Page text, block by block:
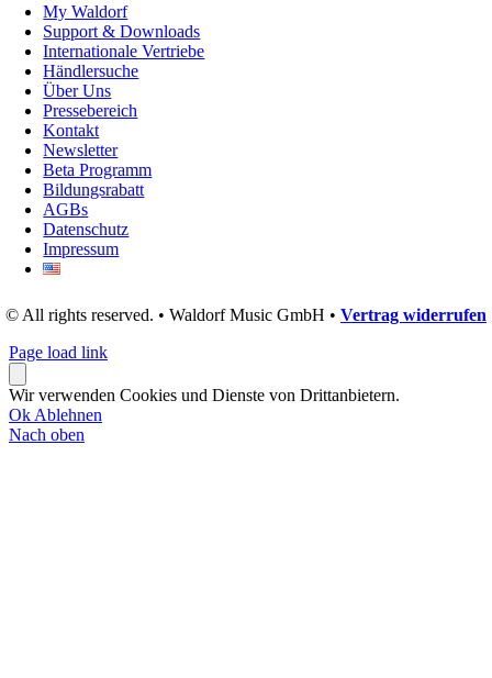
My Waldorf
Support & Downloads
Internationale Vertriebe
Händlersuche
Über Uns
Pressebereich
Kontakt
Newsletter
Beta Programm
Bildungsrabatt
AGBs
Datenschutz
Impressum
© All rights reserved. • Waldorf Music GmbH • Vertrag widerrufen
Page load link
Wir verwenden Cookies und Dienste von Drittanbietern.
Ok Ablehnen
Nach oben